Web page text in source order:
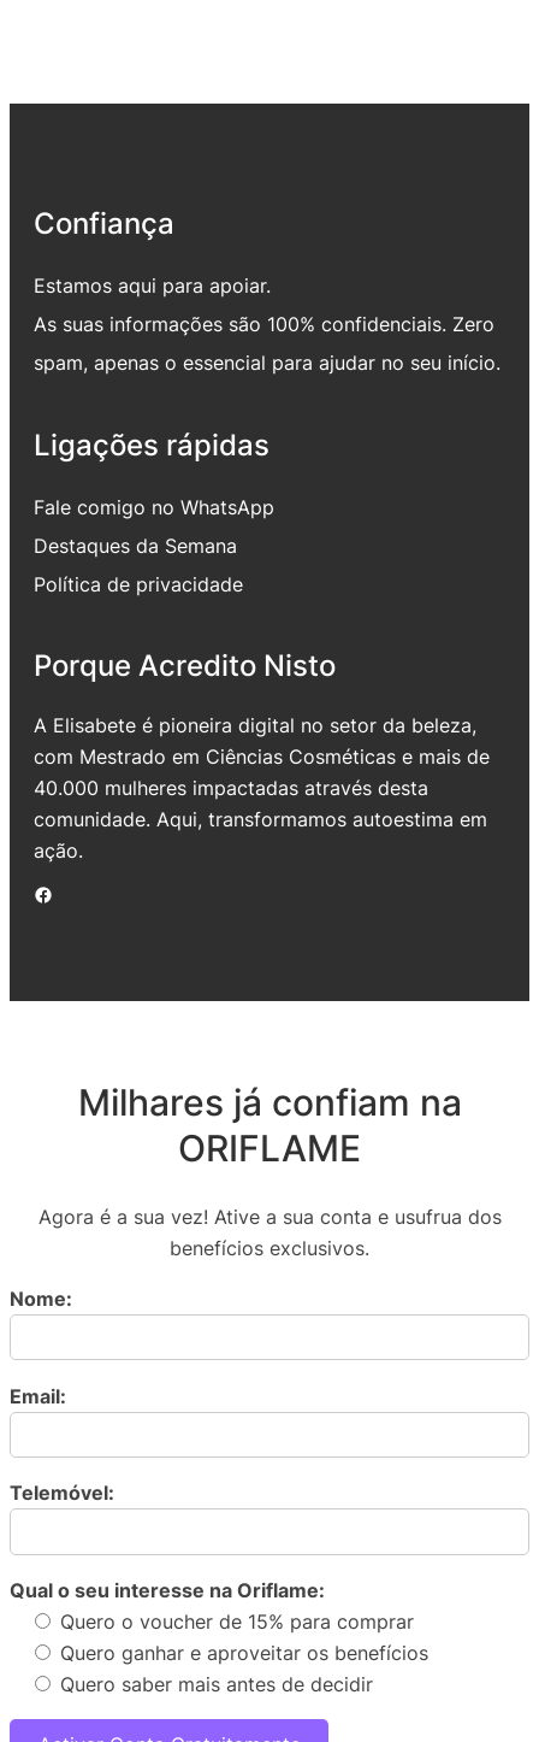
Confiança
Estamos aqui para apoiar.
As suas informações são 100% confidenciais. Zero
spam, apenas o essencial para ajudar no seu início.
Ligações rápidas
Fale comigo no WhatsApp
Destaques da Semana
Política de privacidade
Porque Acredito Nisto
A Elisabete é pioneira digital no setor da beleza,
com Mestrado em Ciências Cosméticas e mais de
40.000 mulheres impactadas através desta
comunidade. Aqui, transformamos autoestima em
ação.
Facebook
Milhares já confiam na
ORIFLAME
Agora é a sua vez! Ative a sua conta e usufrua dos
benefícios exclusivos.
Nome:
Email:
Telemóvel:
Qual o seu interesse na Oriflame:
Quero o voucher de 15% para comprar
Quero ganhar e aproveitar os benefícios
Quero saber mais antes de decidir